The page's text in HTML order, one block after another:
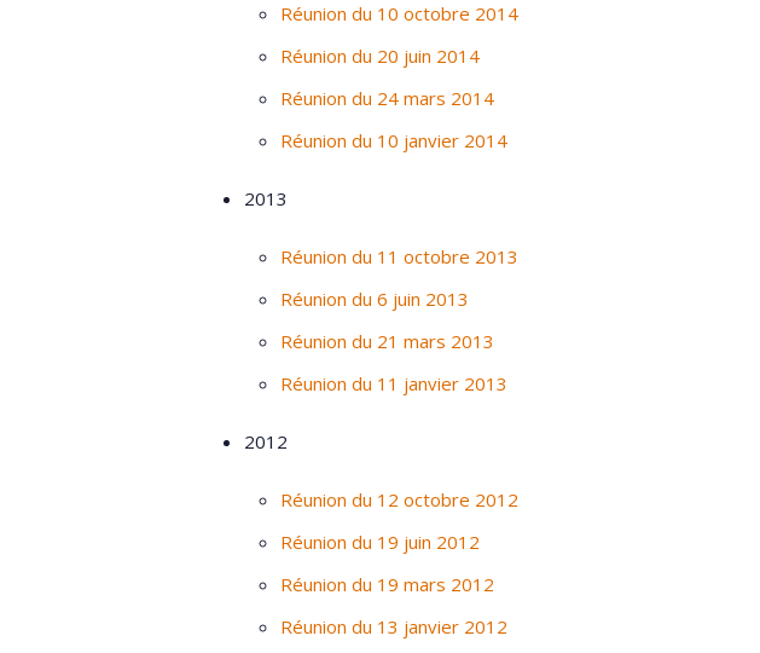
Réunion du 10 octobre 2014
Réunion du 20 juin 2014
Réunion du 24 mars 2014
Réunion du 10 janvier 2014
2013
Réunion du 11 octobre 2013
Réunion du 6 juin 2013
Réunion du 21 mars 2013
Réunion du 11 janvier 2013
2012
Réunion du 12 octobre 2012
Réunion du 19 juin 2012
Réunion du 19 mars 2012
Réunion du 13 janvier 2012